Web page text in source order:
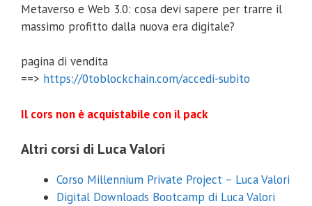
​Metaverso e Web 3.0: cosa devi sapere per trarre il
massimo profitto dalla nuova era digitale?
pagina di vendita
==> https://0toblockchain.com/accedi-subito
Il cors non è acquistabile con il pack
Altri corsi di Luca Valori
Corso Millennium Private Project – Luca Valori
Digital Downloads Bootcamp di Luca Valori